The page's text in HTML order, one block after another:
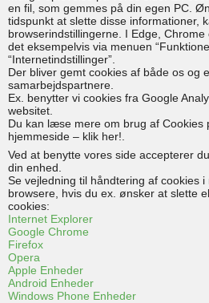
en fil, som gemmes på din egen PC.
tidspunkt at slette disse informationer,
browserindstillingerne. I Edge,
det eksempelvis via menuen
“Internetindstillinger”.
Der bliver gemt cookies af både os og
samarbejdspartnere.
Ex. benytter vi cookies fra Google
websitet.
Du kan læse mere om brug af Cookies
hjemmeside – klik her!.
Ved at benytte vores side accepterer
din enhed.
Se vejledning til håndtering af cookies
browsere, hvis du ex. ønsker at slette
cookies:
Internet Explorer
Google Chrome
Firefox
Opera
Apple Enheder
Android Enheder
Windows Phone Enheder